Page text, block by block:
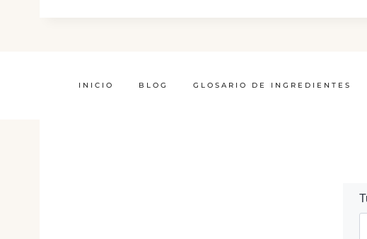
INICIO BLOG GLOSARIO DE INGREDIENTES